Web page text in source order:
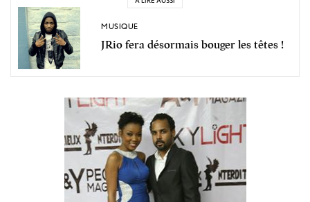
MUSIQUE
JRio fera désormais bouger les têtes !